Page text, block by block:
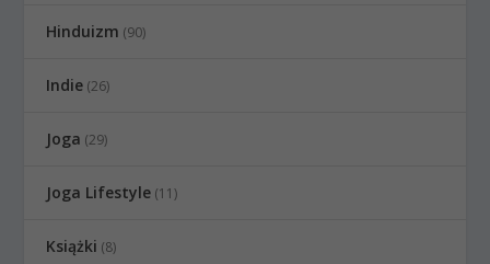
Hinduizm (90)
Indie (26)
Joga (29)
Joga Lifestyle (11)
Książki (8)